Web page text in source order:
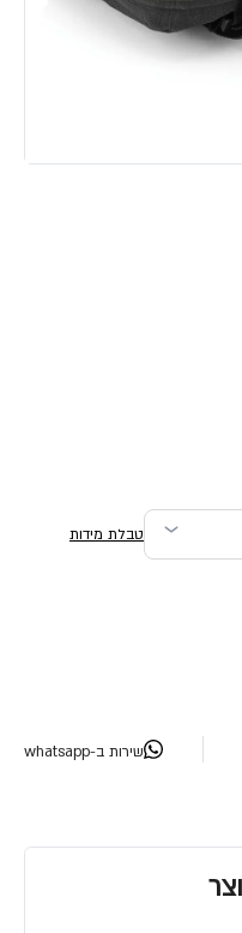
טבלת מידות
שירות ב-whatsapp